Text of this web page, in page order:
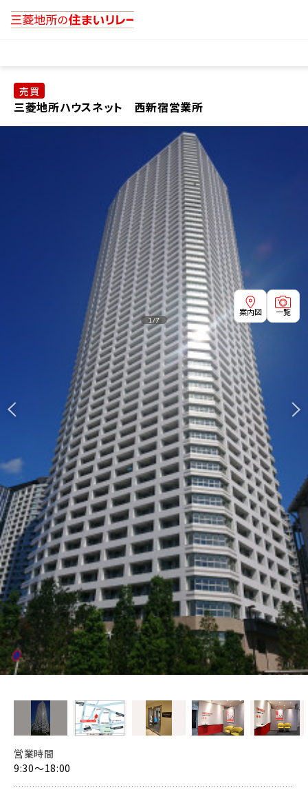
売買
三菱地所ハウスネット 西新宿営業所
1 /7
案内図 一覧
営業時間
9:30〜18:00